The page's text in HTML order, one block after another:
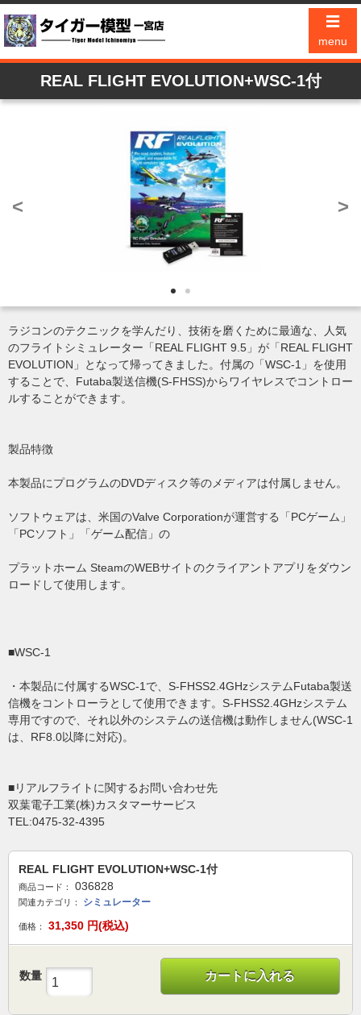
☰
menu
REAL FLIGHT EVOLUTION+WSC-1付
< >
ラジコンのテクニックを学んだり、技術を磨くために最適な、人気
のフライトシミュレーター「REAL FLIGHT 9.5」が「REAL FLIGHT
EVOLUTION」となって帰ってきました。付属の「WSC-1」を使用
することで、Futaba製送信機(S-FHSS)からワイヤレスでコントロー
ルすることができます。
製品特徴
本製品にプログラムのDVDディスク等のメディアは付属しません。
ソフトウェアは、米国のValve Corporationが運営する「PCゲーム」
「PCソフト」「ゲーム配信」の
プラットホーム SteamのWEBサイトのクライアントアプリをダウン
ロードして使用します。
■WSC-1
・本製品に付属するWSC-1で、S-FHSS2.4GHzシステムFutaba製送
信機をコントローラとして使用できます。S-FHSS2.4GHzシステム
専用ですので、それ以外のシステムの送信機は動作しません(WSC-1
は、RF8.0以降に対応)。
■リアルフライトに関するお問い合わせ先
双葉電子工業(株)カスタマーサービス
TEL:0475-32-4395
REAL FLIGHT EVOLUTION+WSC-1付
商品コード： 036828
関連カテゴリ： シミュレーター
価格： 31,350 円(税込)
数量 カートに入れる